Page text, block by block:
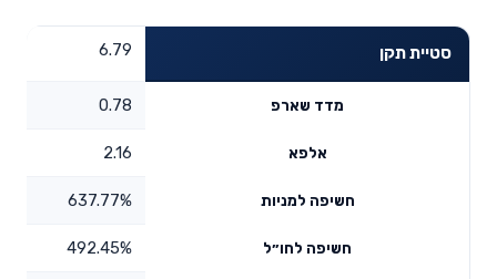
סטיית תקן 6.79
מדד שארפ 0.78
אלפא 2.16
חשיפה למניות 637.77%
חשיפה לחו״ל 492.45%